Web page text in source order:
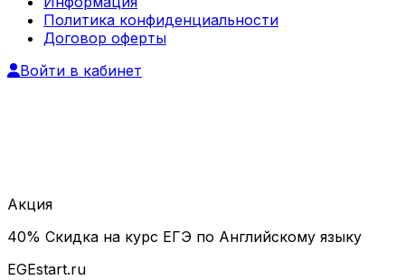
Политика конфиденциальности
Договор оферты
Войти в кабинет
Акция
40% Скидка на курс ЕГЭ по Английскому языку
EGEstart.ru